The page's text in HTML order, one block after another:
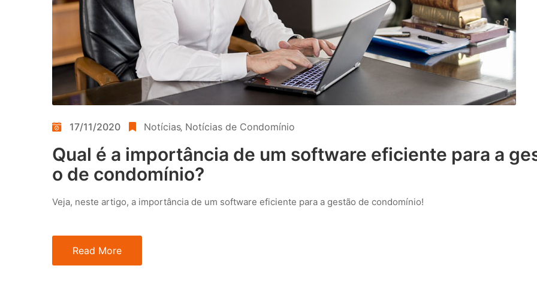
17/11/2020 Notícias‚ Notícias de Condomínio
Qual é a importância de um software eficiente para a
o de condomínio?
Veja, neste artigo, a importância de um software eficiente para a gestão de condomínio!
Read More